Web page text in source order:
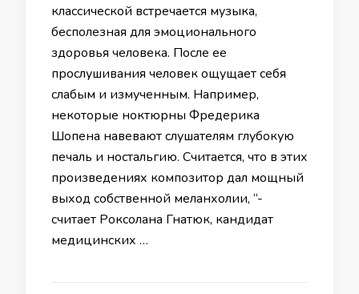
классической встречается музыка,
бесполезная для эмоционального
здоровья человека. После ее
прослушивания человек ощущает себя
слабым и измученным. Например,
некоторые ноктюрны Фредерика
Шопена навевают слушателям глубокую
печаль и ностальгию. Считается, что в этих
произведениях композитор дал мощный
выход собственной меланхолии, “-
считает Роксолана Гнатюк, кандидат
медицинских …